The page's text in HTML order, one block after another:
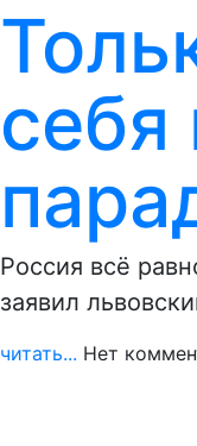
себя
Россия всё
заявил
читать... Нет